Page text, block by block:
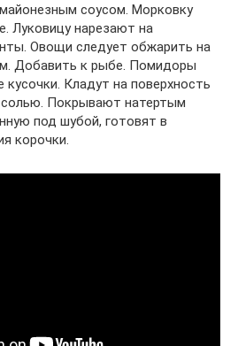
соусом. Морковку
Луковицу нарезают на
Овощи следует обжарить на
Добавить к рыбе. Помидоры
кусочки. Кладут на поверхность
Покрывают натертым
под шубой, готовят в
корочки.